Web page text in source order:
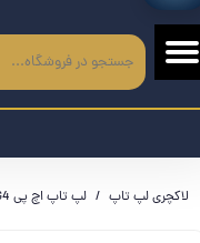
خروج از حساب کاربری
لاکچری لپ تاپ لپ تاپ اچ پی HP ProBook 430 G8 - i3 1115G4